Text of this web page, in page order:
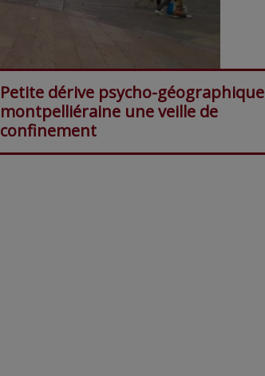
Petite dérive psycho-géographique
montpelliéraine une veille de
confinement